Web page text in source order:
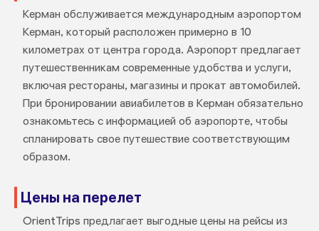
Керман обслуживается международным аэропортом
Керман, который расположен примерно в 10
километрах от центра города. Аэропорт предлагает
путешественникам современные удобства и услуги,
включая рестораны, магазины и прокат автомобилей.
При бронировании авиабилетов в Керман обязательно
ознакомьтесь с информацией об аэропорте, чтобы
спланировать свое путешествие соответствующим
образом.
Цены на перелет
OrientTrips предлагает выгодные цены на рейсы из